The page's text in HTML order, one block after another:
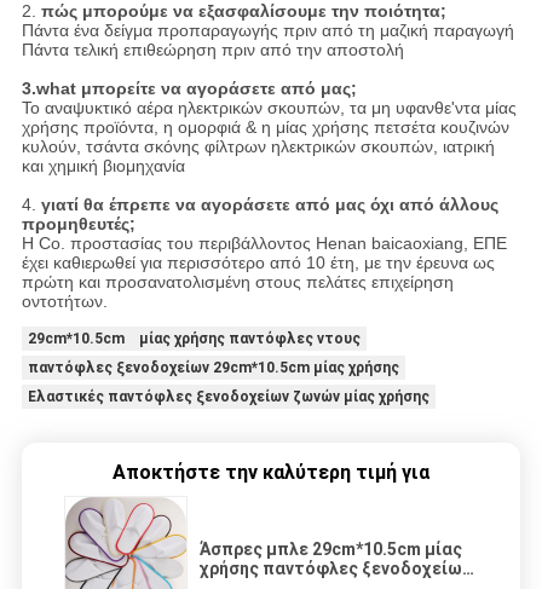
2. πώς μπορούμε να εξασφαλίσουμε την ποιότητα;
Πάντα ένα δείγμα προπαραγωγής πριν από τη μαζική παραγωγή
Πάντα τελική επιθεώρηση πριν από την αποστολή
3.what μπορείτε να αγοράσετε από μας;
Το αναψυκτικό αέρα ηλεκτρικών σκουπών, τα μη υφανθε'ντα μίας
χρήσης προϊόντα, η ομορφιά & η μίας χρήσης πετσέτα κουζινών
κυλούν, τσάντα σκόνης φίλτρων ηλεκτρικών σκουπών, ιατρική
και χημική βιομηχανία
4. γιατί θα έπρεπε να αγοράσετε από μας όχι από άλλους
προμηθευτές;
Η Co. προστασίας του περιβάλλοντος Henan baicaoxiang, ΕΠΕ
έχει καθιερωθεί για περισσότερο από 10 έτη, με την έρευνα ως
πρώτη και προσανατολισμένη στους πελάτες επιχείρηση
οντοτήτων.
29cm*10.5cm μίας χρήσης παντόφλες ντους
παντόφλες ξενοδοχείων 29cm*10.5cm μίας χρήσης
Ελαστικές παντόφλες ξενοδοχείων ζωνών μίας χρήσης
Αποκτήστε την καλύτερη τιμή για
Άσπρες μπλε 29cm*10.5cm μίας
χρήσης παντόφλες ξενοδοχείων